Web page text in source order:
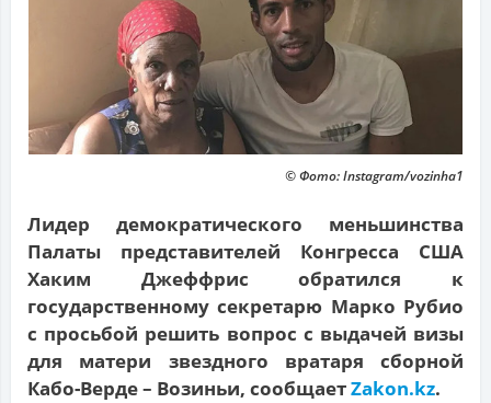
© Фото: Instagram/vozinha1
Лидер демократического меньшинства
Палаты представителей Конгресса США
Хаким Джеффрис обратился к
государственному секретарю Марко Рубио
с просьбой решить вопрос с выдачей визы
для матери звездного вратаря сборной
Кабо-Верде – Возиньи, сообщаетZakon.kz.